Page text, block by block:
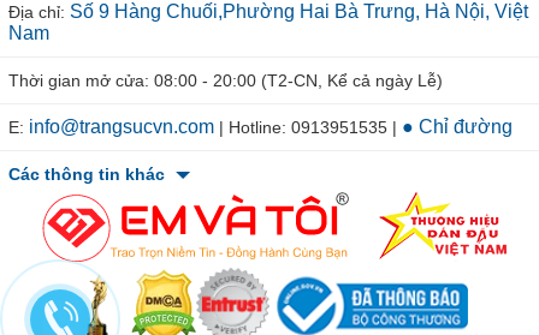
Địa chỉ: Số 9 Hàng Chuối,Phường Hai Bà Trưng, Hà Nội, Việt
Nam
Thời gian mở cửa: 08:00 - 20:00 (T2-CN, Kể cả ngày Lễ)
E: info@trangsucvn.com | Hotline: 0913951535 | ● Chỉ đường
Các thông tin khác